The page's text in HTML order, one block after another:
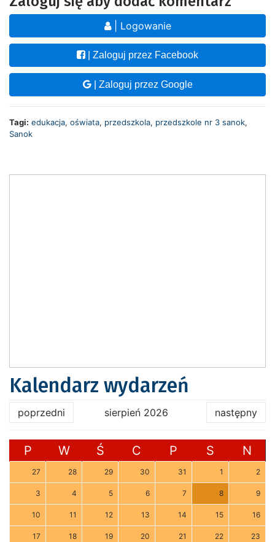
| Logowanie
| Zaloguj przez Facebook
| Zaloguj przez Google
Tagi: edukacja, oświata, przedszkola, przedszkole nr 3 sanok,
Sanok
Kalendarz wydarzeń
poprzedni sierpień 2026 następny
P W Ś C P S N
27 28 29 30 31 1 2
3 4 5 6 7 8 9
10 11 12 13 14 15 16
17 18 19 20 21 22 23